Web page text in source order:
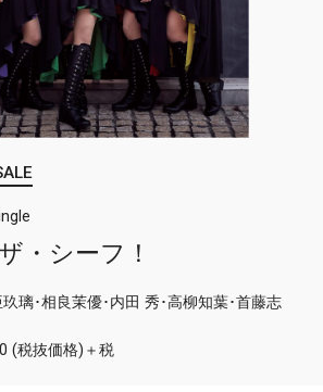
・シーフ！
璃･相良茉優･内田 秀･高柳知葉･首藤志
(税抜価格)＋税